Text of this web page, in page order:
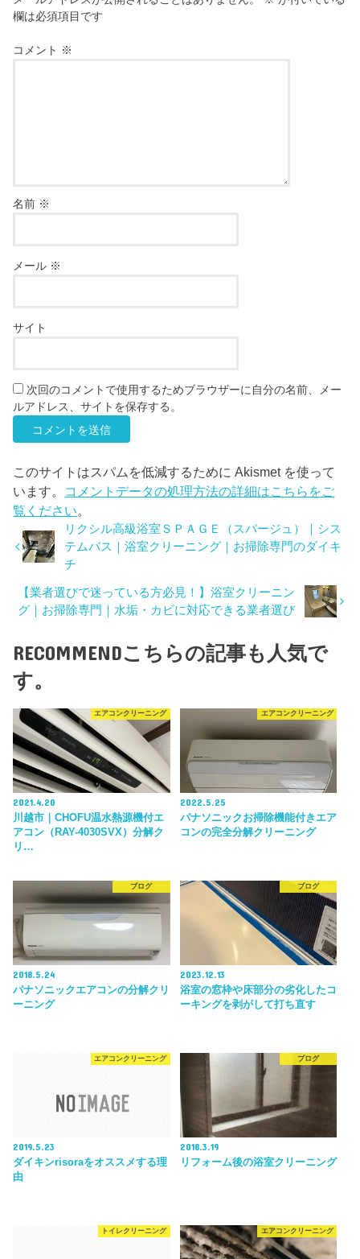
欄は必須項目です
コメント ※
名前 ※
メール ※
サイト
次回のコメントで使用するためブラウザーに自分の名前、メー
ルアドレス、サイトを保存する。
このサイトはスパムを低減するために Akismet を使って
います。 コメントデータの処理方法の詳細はこちらをご
覧ください。
リクシル高級浴室ＳＰＡＧＥ（スパージュ）｜シス
テムバス｜浴室クリーニング｜お掃除専門のダイキ
チ
【業者選びで迷っている方必見！】浴室クリーニン
グ｜お掃除専門｜水垢・カビに対応できる業者選び
RECOMMENDこちらの記事も人気で
す。
エアコンクリーニング
2021.4.20
川越市｜CHOFU温水熱源機付エ
アコン（RAY-4030SVX）分解ク
リ…
エアコンクリーニング
2022.5.25
パナソニックお掃除機能付きエア
コンの完全分解クリーニング
ブログ
2018.5.24
パナソニックエアコンの分解クリ
ーニング
ブログ
2023.12.13
浴室の窓枠や床部分の劣化したコ
ーキングを剥がして打ち直す
エアコンクリーニング
2019.5.23
ダイキンrisoraをオススメする理
由
ブログ
2018.3.19
リフォーム後の浴室クリーニング
トイレクリーニング エアコンクリーニング